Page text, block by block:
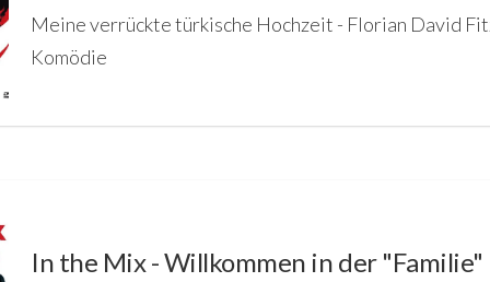
Meine verrückte türkische Hochzeit - Florian David
Komödie
In the Mix - Willkommen in der "Familie"